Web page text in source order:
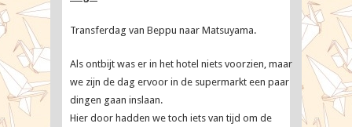
Map
Travellers
Transferdag van Beppu naar Matsuyama.
Als ontbijt was er in het hotel niets voorzien, maar
we zijn de dag ervoor in de supermarkt een paar
dingen gaan inslaan.
Hier door hadden we toch iets van tijd om de